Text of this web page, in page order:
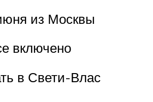
из Москвы
включено
в Свети-Влас